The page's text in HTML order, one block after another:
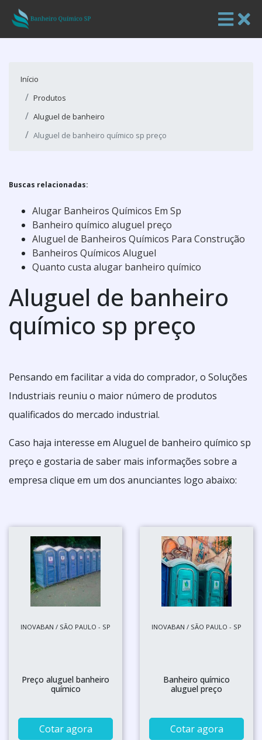
Início
Produtos
Aluguel de banheiro
Aluguel de banheiro químico sp preço
Buscas relacionadas:
Alugar Banheiros Químicos Em Sp
Banheiro químico aluguel preço
Aluguel de Banheiros Químicos Para Construção
Banheiros Químicos Aluguel
Quanto custa alugar banheiro químico
Aluguel de banheiro
químico sp preço
Pensando em facilitar a vida do comprador, o Soluções
Industriais reuniu o maior número de produtos
qualificados do mercado industrial.
Caso haja interesse em Aluguel de banheiro químico sp
preço e gostaria de saber mais informações sobre a
empresa clique em um dos anunciantes logo abaixo:
INOVABAN / SÃO PAULO - SP
Preço aluguel banheiro
químico
Cotar agora
INOVABAN / SÃO PAULO - SP
Banheiro químico
aluguel preço
Cotar agora